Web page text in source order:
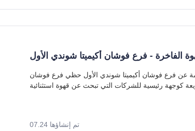
الفاخرة - فرع فوشان أكيميتا شوندي الأول
محامص القهوة الفاخرة - فرع فوشان أكيميتا شوندي الأول مقدمة عن فرع فوشان أكيميتا شوندي الأول حظي فرع فوشان
كوجهة رئيسية للشركات التي تبحث عن قهوة استثنائية
تم إنشاؤها 07.24